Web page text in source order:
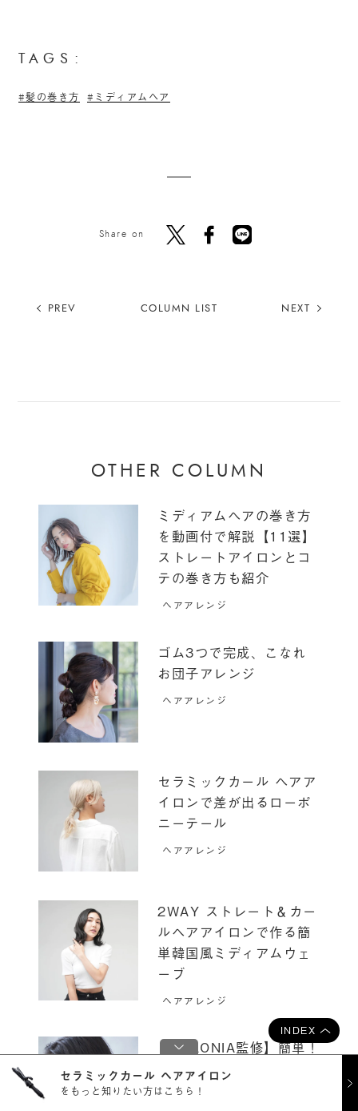
TAGS:
髪の巻き方 ミディアムヘア
Share on
PREV COLUMN LIST NEXT
OTHER COLUMN
ミディアムヘアの巻き方
を動画付で解説【11選】
ストレートアイロンとコ
テの巻き方も紹介
ヘアアレンジ
ゴム3つで完成、こなれ
お団子アレンジ
ヘアアレンジ
セラミックカール ヘアア
イロンで差が出るローポ
ニーテール
ヘアアレンジ
2WAY ストレート＆カー
ルヘアアイロンで作る簡
単韓国風ミディアムウェ
ーブ
ヘアアレンジ
【SALONIA監修】簡単！
外ハネの作り方。アイロ
ンとコテで作る旬顔抜け
セラミックカール ヘアアイロン
をもっと知りたい方はこちら！
INDEX